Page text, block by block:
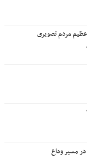
عظیم مردم تصویری
مسیر وداع